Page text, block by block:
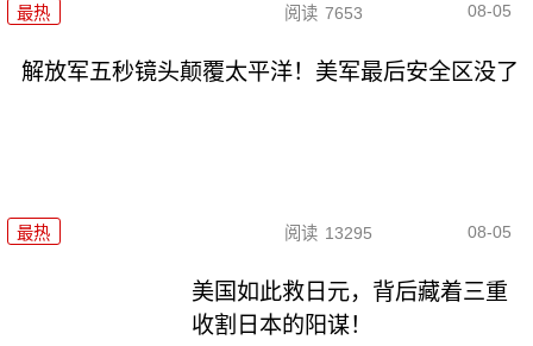
最热 阅读 7653 08-05
解放军五秒镜头颠覆太平洋！美军最后安全区没了
最热 阅读 13295 08-05
美国如此救日元，背后藏着三重
收割日本的阳谋！